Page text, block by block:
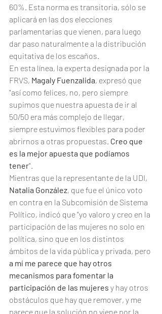
60%. Esta norma es transitoria, sólo se
aplicará en las dos elecciones
parlamentarias que vienen, para luego
dar paso naturalmente a la distribución
equitativa de los escaños.
En esta línea, la experta designada por la
FRVS, Magaly Fuenzalida, expresó que
"así como felices, no, pero siempre
supimos que nuestra apuesta de ir al
50/50 era más complejo de llegar,
siempre estuvimos flexibles para poder
abrirnos a otras propuestas. Creo que
es la mejor apuesta que podíamos
tener".
Mientras que la representante de la UDI,
Natalia González, que fue el único voto
en contra en la Subcomisión de Sistema
Político, indicó que "yo valoro y creo en la
participación de las mujeres no solo en
política, sino que en los distintos
ámbitos de la vida pública y privada, pero
a mí me parece que hay otros
mecanismos para fomentar la
participación de las mujeres y hay otros
obstáculos que hay que remover, y me
parece que la solución no viene por la